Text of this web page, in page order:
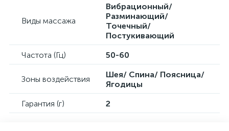
Виды массажа
Вибрационный/
Разминающий/
Точечный/
Постукивающий
Частота (Гц)
50-60
Зоны воздействия
Шея/ Спина/ Поясница/
Ягодицы
Гарантия (г)
2